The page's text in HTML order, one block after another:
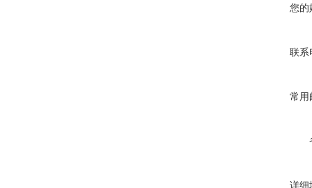
您的
联系
常用
详细